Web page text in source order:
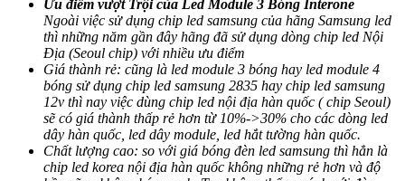
Ưu điểm vượt Trội của Led Module 3 Bóng Interone
Ngoài việc sử dụng chip led samsung của hãng Samsung led
thì những năm gần đây hãng đã sử dụng dòng chip led Nội
Địa (Seoul chip) với nhiều ưu điểm
Giá thành rẻ: cũng là led module 3 bóng hay led module 4
bóng sử dụng chip led samsung 2835 hay chip led samsung
12v thì nay việc dùng chip led nội địa hàn quốc ( chip Seoul)
sẽ có giá thành thấp rẻ hơn từ 10%->30% cho các dòng led
dây hàn quốc, led dây module, led hắt tường hàn quốc.
Chất lượng cao: so với giá bóng đèn led samsung thì hẳn là
chip led korea nội địa hàn quốc không những rẻ hơn và độ